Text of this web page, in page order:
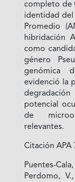
completo de
identidad del
Promedio
hibridación
como
género
genómica
evidenció la
potencial
de
relevantes.
Citación APA
Puentes-
Perdomo,